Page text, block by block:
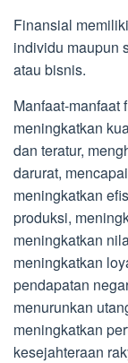
Finansial
individu maupun
atau bisnis.
Manfaat-manfaat
meningkatkan
dan teratur,
darurat,
meningkatkan
produksi,
meningkatkan
meningkatkan
pendapatan
menurunkan
meningkatkan
kesejahteraan